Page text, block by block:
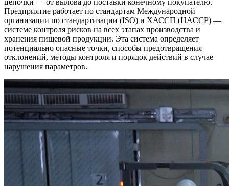
Предприятие работает по стандартам Международной
организации по стандартизации (ISO) и ХАССП (HACCP) —
системе контроля рисков на всех этапах производства и
хранения пищевой продукции. Эта система определяет
потенциально опасные точки, способы предотвращения
отклонений, методы контроля и порядок действий в случае
нарушения параметров.